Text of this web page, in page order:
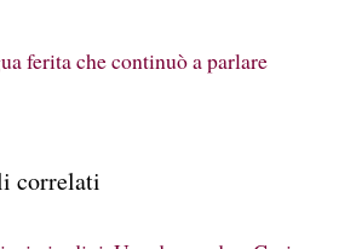
ferita che continuò a parlare
correlati